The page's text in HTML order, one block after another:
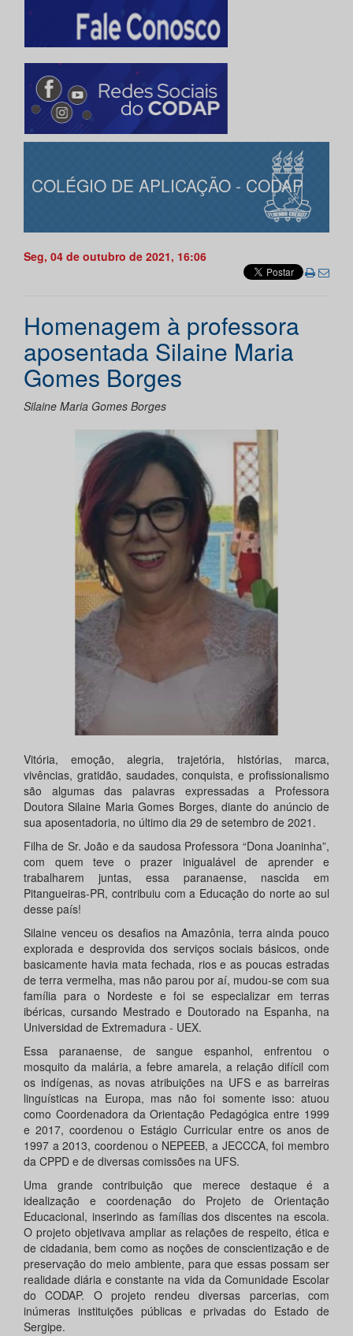
COLÉGIO DE APLICAÇÃO - CODAP
Seg, 04 de outubro de 2021, 16:06
Homenagem à professora
aposentada Silaine Maria
Gomes Borges
Silaine Maria Gomes Borges
Vitória, emoção, alegria, trajetória, histórias, marca,
vivências, gratidão, saudades, conquista, e profissionalismo
são algumas das palavras expressadas a Professora
Doutora Silaine Maria Gomes Borges, diante do anúncio de
sua aposentadoria, no último dia 29 de setembro de 2021.
Filha de Sr. João e da saudosa Professora “Dona Joaninha”,
com quem teve o prazer inigualável de aprender e
trabalharem juntas, essa paranaense, nascida em
Pitangueiras-PR, contribuiu com a Educação do norte ao sul
desse país!
Silaine venceu os desafios na Amazônia, terra ainda pouco
explorada e desprovida dos serviços sociais básicos, onde
basicamente havia mata fechada, rios e as poucas estradas
de terra vermelha, mas não parou por aí, mudou-se com sua
família para o Nordeste e foi se especializar em terras
ibéricas, cursando Mestrado e Doutorado na Espanha, na
Universidad de Extremadura - UEX.
Essa paranaense, de sangue espanhol, enfrentou o
mosquito da malária, a febre amarela, a relação difícil com
os indígenas, as novas atribuições na UFS e as barreiras
linguísticas na Europa, mas não foi somente isso: atuou
como Coordenadora da Orientação Pedagógica entre 1999
e 2017, coordenou o Estágio Curricular entre os anos de
1997 a 2013, coordenou o NEPEEB, a JECCCA, foi membro
da CPPD e de diversas comissões na UFS.
Uma grande contribuição que merece destaque é a
idealização e coordenação do Projeto de Orientação
Educacional, inserindo as famílias dos discentes na escola.
O projeto objetivava ampliar as relações de respeito, ética e
de cidadania, bem como as noções de conscientização e de
preservação do meio ambiente, para que essas possam ser
realidade diária e constante na vida da Comunidade Escolar
do CODAP. O projeto rendeu diversas parcerias, com
inúmeras instituições públicas e privadas do Estado de
Sergipe.